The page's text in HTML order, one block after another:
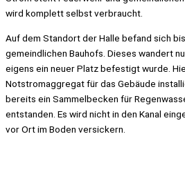
wird komplett selbst verbraucht.
Auf dem Standort der Halle befand sich
gemeindlichen Bauhofs. Dieses wandert
eigens ein neuer Platz befestigt wurde.
Notstromaggregat für das Gebäude
bereits ein Sammelbecken für
entstanden. Es wird nicht in den Kanal
vor Ort im Boden versickern.